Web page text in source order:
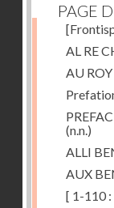
PAGE
AL RE
AU
(n.n.)
ALLI
AUX
[ 1-110 :